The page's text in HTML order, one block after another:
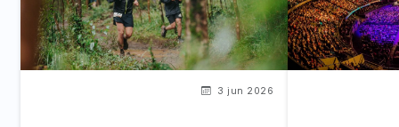
3 jun 2026